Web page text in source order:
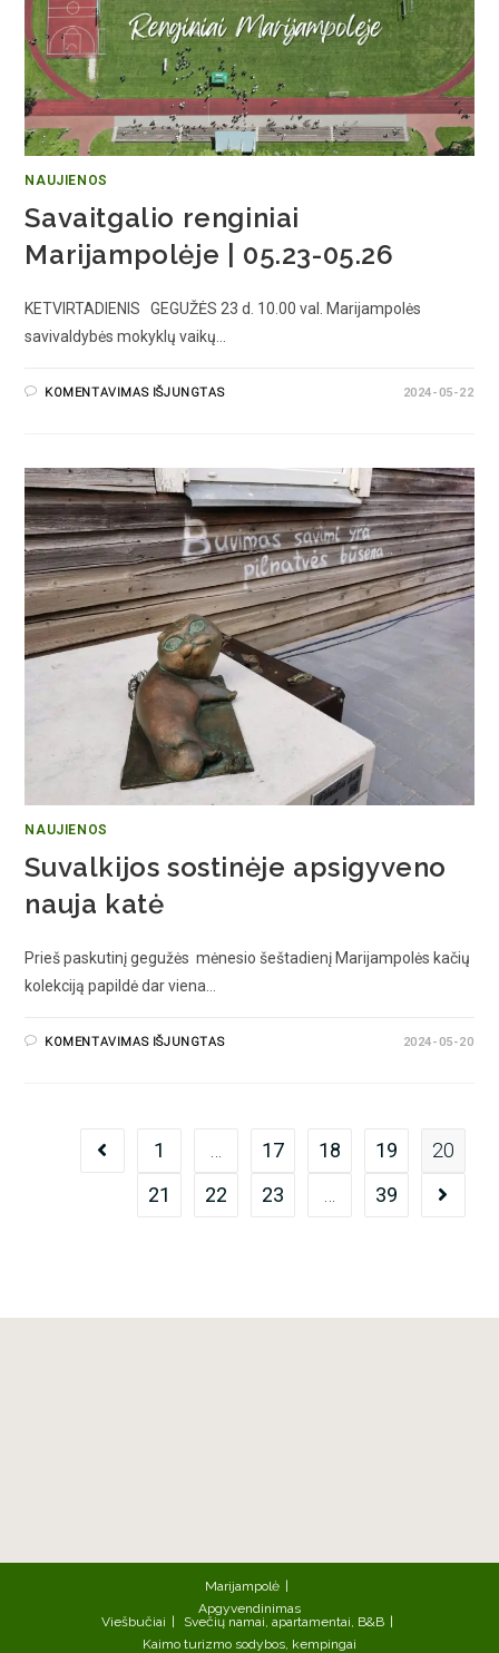
NAUJIENOS
Savaitgalio renginiai
Marijampolėje | 05.23-05.26
KETVIRTADIENIS GEGUŽĖS 23 d. 10.00 val. Marijampolės
savivaldybės mokyklų vaikų…
KOMENTAVIMAS IŠJUNGTAS 2024-05-22
NAUJIENOS
Suvalkijos sostinėje apsigyveno
nauja katė
Prieš paskutinį gegužės mėnesio šeštadienį Marijampolės kačių
kolekciją papildė dar viena…
KOMENTAVIMAS IŠJUNGTAS 2024-05-20
1 17 18 19
20
21
22 23 39
Marijampolė
Apgyvendinimas
Viešbučiai
Svečių namai, apartamentai, B&B
Kaimo turizmo sodybos, kempingai